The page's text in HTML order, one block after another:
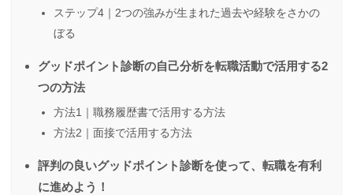
ステップ4｜2つの強みが生まれた過去や経験をさかの
ぼる
グッドポイント診断の自己分析を転職活動で活用する2
つの方法
方法1｜職務履歴書で活用する方法
方法2｜面接で活用する方法
評判の良いグッドポイント診断を使って、転職を有利
に進めよう！